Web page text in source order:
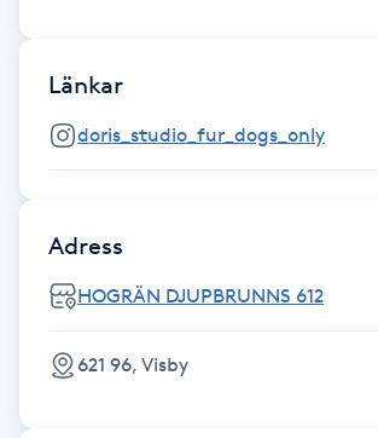
Färgning
Gel naglar
Gelenaglar
Gellack
Gellack med förstärkning
Länkar
doris_studio_fur_dogs_only
Adress
HOGRÄN DJUPBRUNNS 612
621 96, Visby